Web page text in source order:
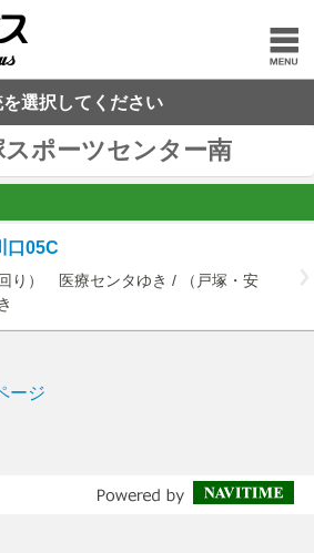
を選択してください
スポーツセンター南
口05C
り） 医療センタゆき / （戸塚・安
ージ